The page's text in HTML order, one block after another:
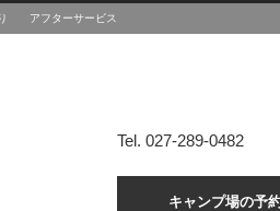
アフターサービス
Tel. 027-289-0482
キャンプ場の予